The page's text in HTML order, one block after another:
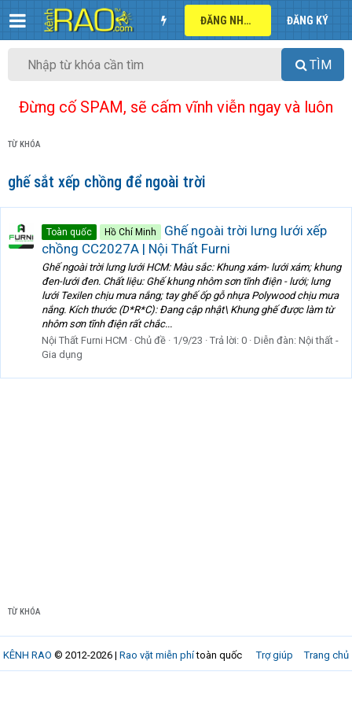
ĐĂNG NHẬP ĐĂNG KÝ
TÌM
Đừng cố SPAM, sẽ cấm vĩnh viễn ngay và luôn
TỪ KHÓA
ghế sắt xếp chồng để ngoài trời
Toàn quốc Hồ Chí Minh
Ghế ngoài trời lưng lưới xếp
chồng CC2027A | Nội Thất Furni
Ghế ngoài trời lưng lưới HCM: Màu sắc: Khung xám- lưới xám; khung
đen-lưới đen. Chất liệu: Ghế khung nhôm sơn tĩnh điện - lưới; lưng
lưới Texilen chịu mưa nắng; tay ghế ốp gỗ nhựa Polywood chịu mưa
nắng. Kích thước (D*R*C): Đang cập nhật\ Khung ghế được làm từ
nhôm sơn tĩnh điện rất chắc...
Nội Thất Furni HCM
Chủ đề 1/9/23 Trả lời: 0 Diễn đàn: Nội thất -
Gia dụng
TỪ KHÓA
Trợ giúp Trang chủ
KÊNH RAO © 2012-2026 | Rao vặt miễn phítoàn quốc